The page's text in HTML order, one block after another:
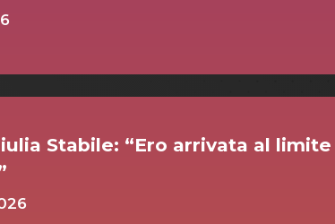
Stabile: “Ero arrivata al limite